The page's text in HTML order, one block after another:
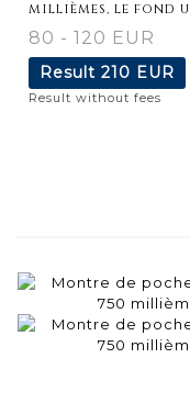
millièmes, le fond
80 - 120 EUR
Result 210 EUR
Result without fees